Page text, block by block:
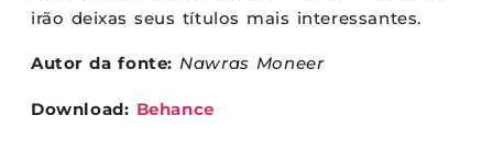
irão deixas seus títulos mais interessantes.
Autor da fonte: Nawras Moneer
Download: Behance